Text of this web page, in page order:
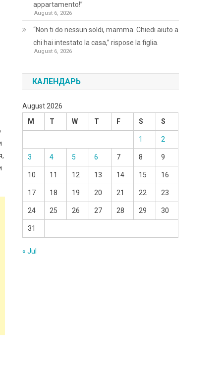
appartamento!”
August 6, 2026
“Non ti do nessun soldi, mamma. Chiedi aiuto a
chi hai intestato la casa,” rispose la figlia.
August 6, 2026
КАЛЕНДАРЬ
August 2026
M
T W T F S S
1 2
3 4 5 6 7 8 9
10 11 12 13 14 15 16
17 18 19 20 21 22 23
24 25 26 27 28 29 30
31
« Jul